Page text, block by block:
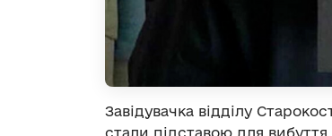
Завідувачка відділу
стали підставою для